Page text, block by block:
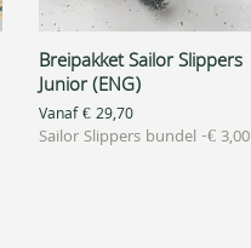
Snel overzicht
Breipakket Sailor Slippers
Junior (ENG)
Vanaf€ 29,70
Verkoopprijs
Sailor Slippers bundel -€ 3,00